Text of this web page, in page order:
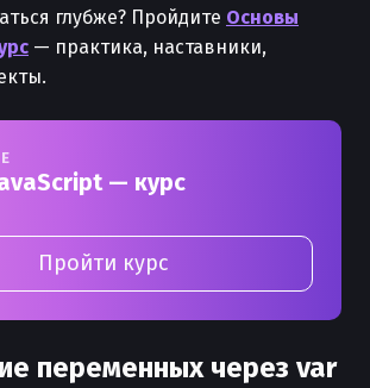
глубже? Пройдите Основы
— практика, наставники,
— курс
Пройти курс
переменных через var